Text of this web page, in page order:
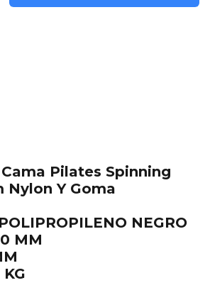
Pilates Spinning
Nylon Y Goma
NEGRO
MM